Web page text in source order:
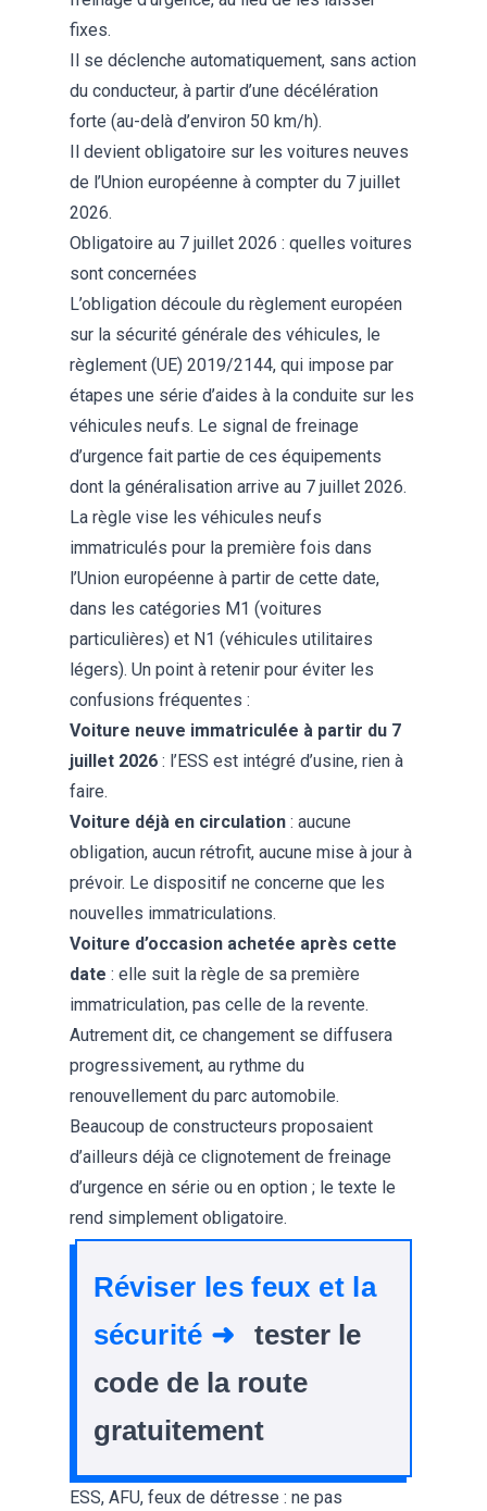
fixes.
Il se déclenche automatiquement, sans action
du conducteur, à partir d’une décélération
forte (au-delà d’environ 50 km/h).
Il devient obligatoire sur les voitures neuves
de l’Union européenne à compter du 7 juillet
2026.
Obligatoire au 7 juillet 2026 : quelles voitures
sont concernées
L’obligation découle du règlement européen
sur la sécurité générale des véhicules, le
règlement (UE) 2019/2144, qui impose par
étapes une série d’aides à la conduite sur les
véhicules neufs. Le signal de freinage
d’urgence fait partie de ces équipements
dont la généralisation arrive au 7 juillet 2026.
La règle vise les véhicules neufs
immatriculés pour la première fois dans
l’Union européenne à partir de cette date,
dans les catégories M1 (voitures
particulières) et N1 (véhicules utilitaires
légers). Un point à retenir pour éviter les
confusions fréquentes :
Voiture neuve immatriculée à partir du 7
juillet 2026 : l’ESS est intégré d’usine, rien à
faire.
Voiture déjà en circulation : aucune
obligation, aucun rétrofit, aucune mise à jour à
prévoir. Le dispositif ne concerne que les
nouvelles immatriculations.
Voiture d’occasion achetée après cette
date : elle suit la règle de sa première
immatriculation, pas celle de la revente.
Autrement dit, ce changement se diffusera
progressivement, au rythme du
renouvellement du parc automobile.
Beaucoup de constructeurs proposaient
d’ailleurs déjà ce clignotement de freinage
d’urgence en série ou en option ; le texte le
rend simplement obligatoire.
Réviser les feux et la
sécurité ➜
tester le
code de la route
gratuitement
ESS, AFU, feux de détresse : ne pas